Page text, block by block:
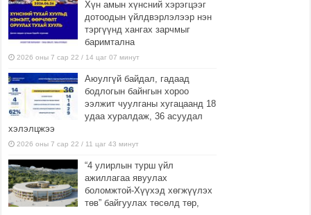
Хүн амын хүнсний хэрэгцээг
дотоодын үйлдвэрлэлээр нэн
тэргүүнд хангах зарчмыг
баримтална
2026 оны 7 сар 22 / 14 цаг 07 минут
Аюулгүй байдал, гадаад
бодлогын байнгын хороо
ээлжит чуулганы хугацаанд 18
удаа хуралдаж, 36 асуудал
хэлэлцжээ
2026 оны 7 сар 22 / 11 цаг 43 минут
“4 улирлын турш үйл
ажиллагаа явуулах
боломжтой-Хүүхэд хөгжүүлэх
төв” байгуулах төсөлд төр,